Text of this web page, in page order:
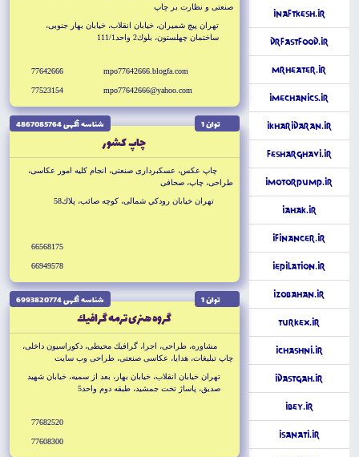
iNaftKesh.ir
DrFastFood.ir
MrHeater.ir
iMechanics.ir
iKharidaran.ir
FesharGhavi.ir
iMotorPump.ir
iAhak.ir
iFinancer.ir
iEpilation.ir
iZobAhan.ir
Turkex.ir
iChashni.ir
iDastgah.ir
iBey.ir
iSanati.ir
صنعتى و نظارت بر چاپ
تهران پيچ شميران، خيابان انقلاب، خيابان بهار جنوبى،
ساختمان چهلستون، بلوك2 واحد111/1
mpo77642666.blogfa.com
mpo77642666@yahoo.com
77642666
77523154
توان 1 شناسه آگهى 4867085764
چاپ كشور
چاپ عكس، عسكبردارى صنعتى، انجام كليه امور عكاسى،
طراحى، چاپ، صحافى
تهران خيابان رودكي شمالى، كوچه صائب، پلاك58
66568175
66949578
توان 1 شناسه آگهى 6993820774
گروه هنرى ترمه گرافيك
مشاوره، طراحى، اجرا، گرافيك محيطى، دكوراسيون داخلى،
چاپ تبليغات، هدايا، عكاسى صنعتى، طراحى وب سايت
تهران خيابان انقلاب، خيابان بهار، بعد از سميه، خيابان شهيد
صديق، پاساژ تخت جمشيد، طبقه دوم واحد5
77682520
77608300